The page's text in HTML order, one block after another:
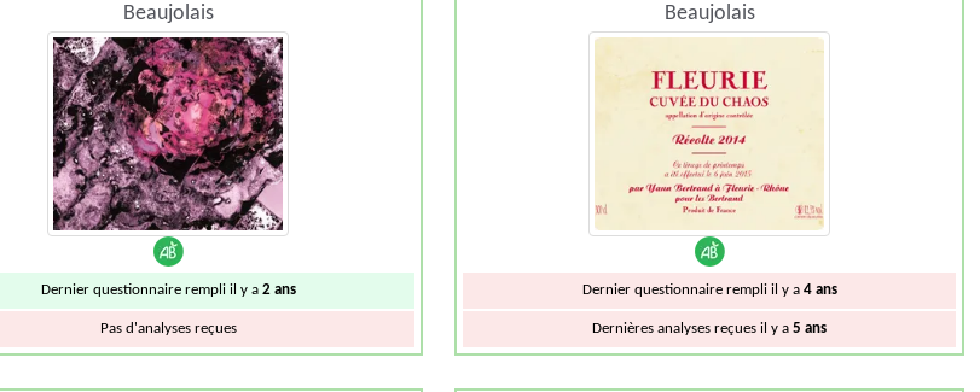
Beaujolais
Dernier questionnaire rempli il y a 2 ans
Pas d'analyses reçues
Beaujolais
Dernier questionnaire rempli il y a 4 ans
Dernières analyses reçues il y a 5 ans